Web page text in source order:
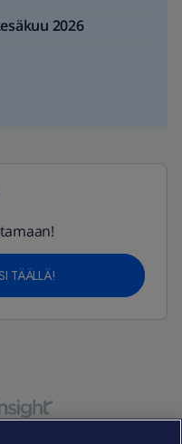
2026
TÄÄLLÄ!